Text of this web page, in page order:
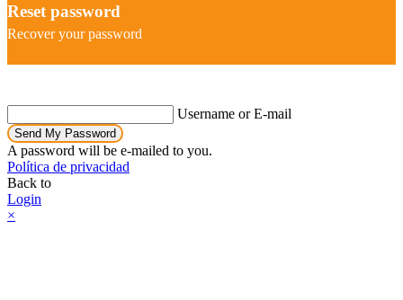
Reset password
Recover your password
Username or E-mail
Send My Password
A password will be e-mailed to you.
Política de privacidad
Back to
Login
×